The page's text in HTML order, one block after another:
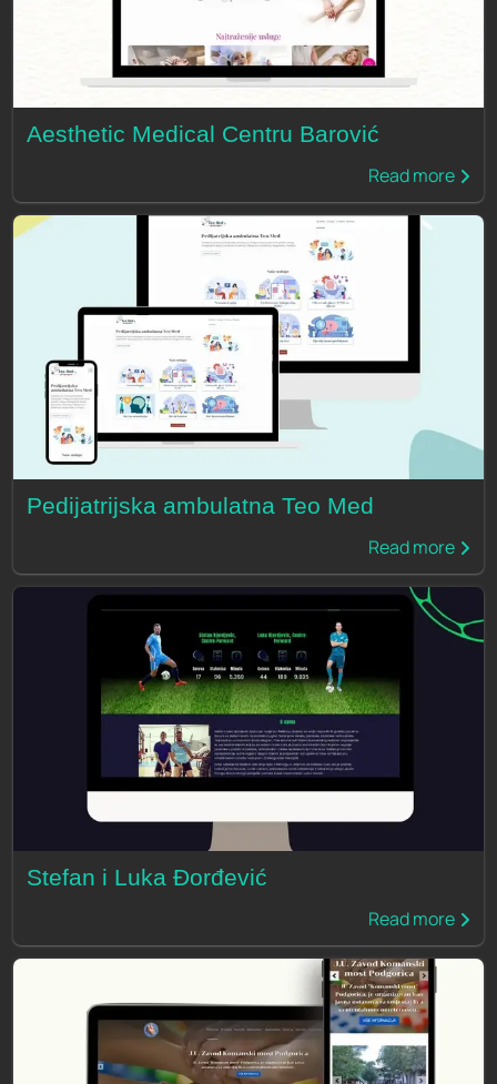
Aesthetic Medical Centru Barović
Read more
Pedijatrijska ambulatna Teo Med
Read more
Stefan i Luka Đorđević
Read more